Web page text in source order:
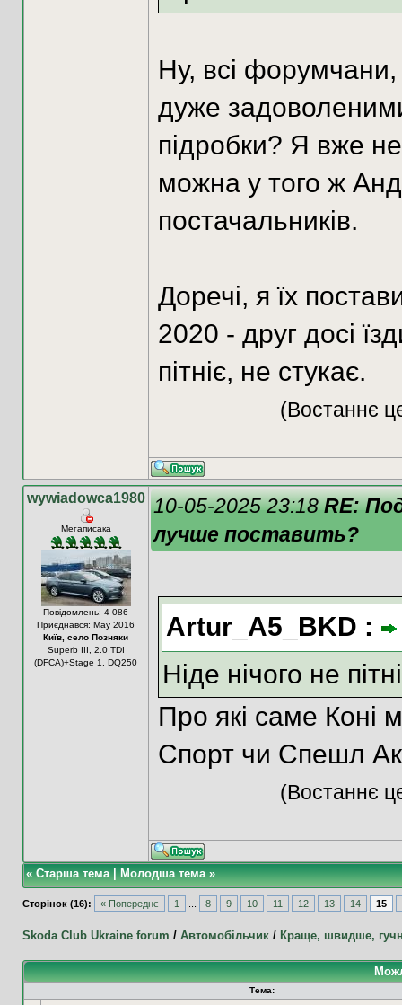
Ну, всі
дуже
підробки? Я вже
можна у того ж
постачальників.
Доречі, я їх
2020 - друг досі
пітніє, не стукає.
(Востаннє
wywiadowca1980
Мегаписака
Повідомлень: 4 086
Приєднався: May 2016
Київ, село Позняки
Superb III, 2.0 TDI
(DFCA)+Stage 1, DQ250
10-05-2025 23:18RE:
лучше поставить?
Artur_A5_BKD :
Ніде нічого не
Про які саме Коні
Спорт чи Спешл
(Востаннє
«Старша тема|Молодша тема»
Сторінок (16): « Попереднє 1 8 9 10 11 12 13 14 15
Skoda Club Ukraine forum / Автомобільчик/ Краще, швидше,
Тема: